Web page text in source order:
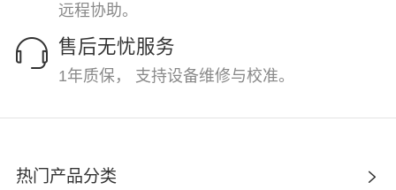
远程协助。
售后无忧服务
1年质保， 支持设备维修与校准。
热门产品分类